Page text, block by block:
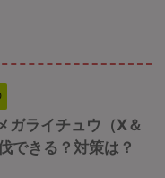
ガライチュウ（X＆
できる？対策は？